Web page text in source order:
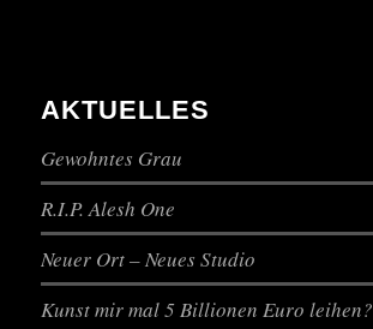
AKTUELLES
Gewohntes Grau
R.I.P. Alesh One
Neuer Ort – Neues Studio
Kunst mir mal 5 Billionen Euro leihen?